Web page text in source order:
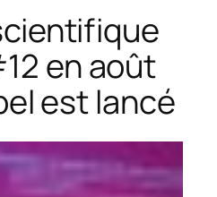
en août
est lancé